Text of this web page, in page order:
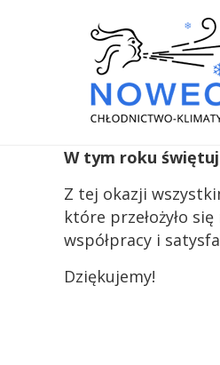
W tym roku
Z tej okazji
które przełożyło
współpracy i
Dziękujemy!